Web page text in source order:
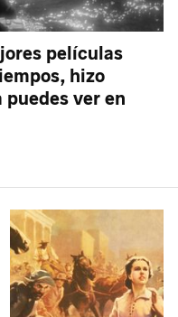
películas
hizo
puedes ver en